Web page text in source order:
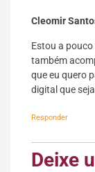
Cleomir
Estou a
também
que eu quero
digital que
Responder
Deixe